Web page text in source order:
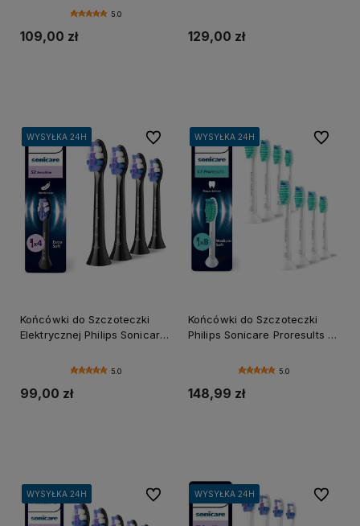
5.0
109,00 zł 129,00 zł
WYSYŁKA 24H
WYSYŁKA 24H
WYSYŁKA 24H
WYSYŁKA 24H
WYSYŁKA 24H
Końcówki do Szczoteczki
Elektrycznej Philips Sonicare
5.0
99,00 zł
Do ulubionychWYSYŁKA 24H
WYSYŁKA 24H
WYSYŁKA 24H
WYSYŁKA 24H
WYSYŁKA 24H
Końcówki do Szczoteczki
Philips Sonicare Proresults 8-
5.0
148,99 zł
Do
WYSYŁKA 24H
WYSYŁKA 24H
WYSYŁKA 24H
WYSYŁKA 24H
WYSYŁKA 24H Do ulubionychWYSYŁKA 24H
WYSYŁKA 24H
WYSYŁKA 24H
WYSYŁKA 24H
WYSYŁKA 24H Do